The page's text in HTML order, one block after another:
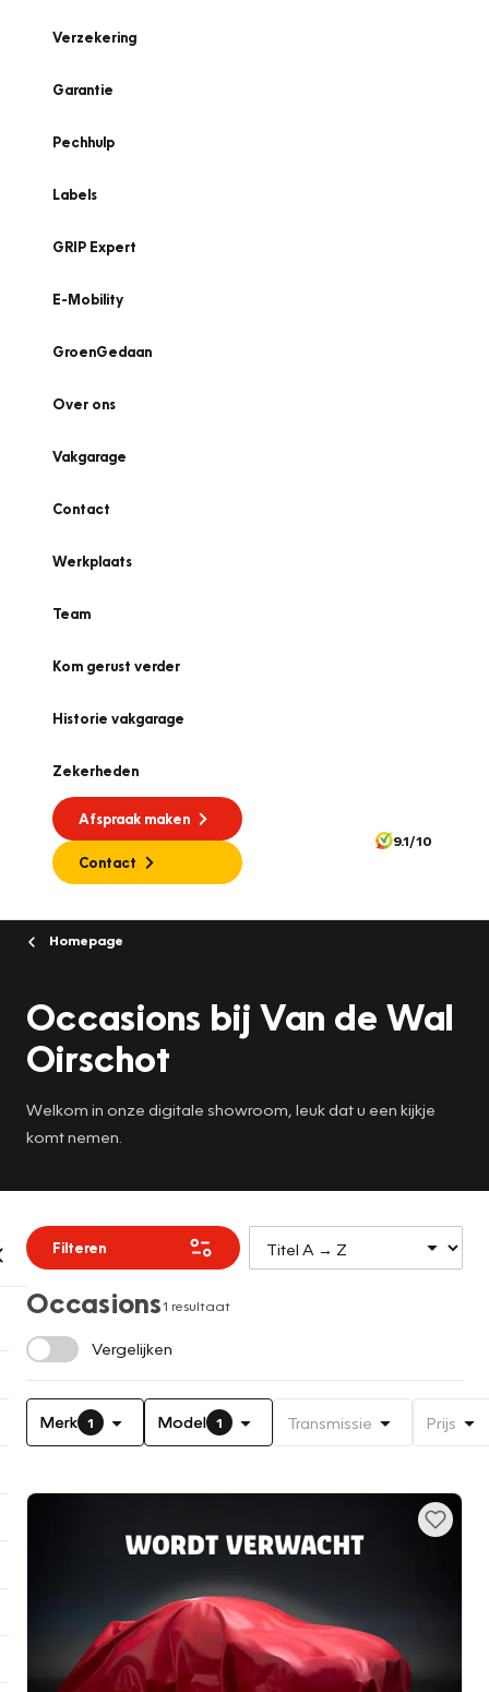
Verzekering
Garantie
Pechhulp
Labels
GRIP Expert
E-Mobility
GroenGedaan
Over ons
Vakgarage
Contact
Werkplaats
Team
Kom gerust verder
Historie vakgarage
Zekerheden
Afspraak maken
Contact
9.1/10
Homepage
Occasions bij Van de Wal
Oirschot
Welkom in onze digitale showroom, leuk dat u een kijkje
komt nemen.
Filteren
Occasions1 resultaat
Vergelijken
Merk 1 Model 1 Transmissie Prijs